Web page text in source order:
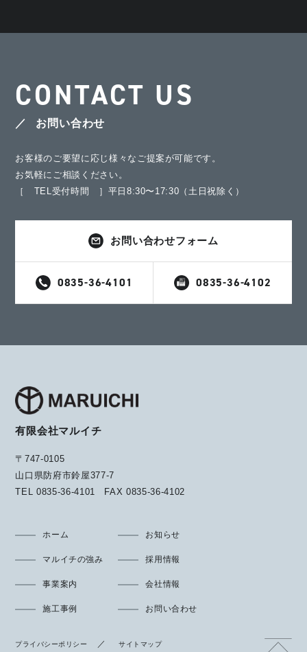
CONTACT US
お問い合わせ
お客様のご要望に応じ様々なご提案が可能です。
お気軽にご相談ください。
［ TEL受付時間 ］平日8:30〜17:30（土日祝除く）
お問い合わせフォーム
0835-36-4101 0835-36-4102
有限会社マルイチ
〒747-0105
山口県防府市鈴屋377-7
TEL0835-36-4101 FAX0835-36-4102
ホーム お知らせ
マルイチの強み 採用情報
事業案内 会社情報
施工事例 お問い合わせ
プライバシーポリシー サイトマップ